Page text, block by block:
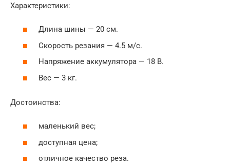
Характеристики:
Длина шины — 20 см.
Скорость резания — 4.5 м/с.
Напряжение аккумулятора — 18 В.
Вес — 3 кг.
Достоинства:
маленький вес;
доступная цена;
отличное качество реза.